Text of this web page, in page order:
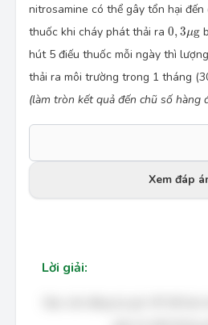
nitrosamine có thể gây tổn hại đến
thuốc khi cháy phát thải ra 0, 3μg
0 3μg
hút 5 điếu thuốc mỗi ngày thì
thải ra môi trường trong 1 tháng
(làm tròn kết quả đến chũ số hàng
Xem đáp
Lời giải: